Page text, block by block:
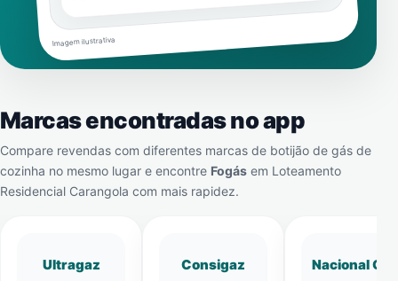
Imagem ilustrativa
Marcas encontradas no app
Compare revendas com diferentes marcas de botijão de gás de
cozinha no mesmo lugar e encontre Fogás em Loteamento
Residencial Carangola com mais rapidez.
Ultragaz Consigaz Nacional Gás